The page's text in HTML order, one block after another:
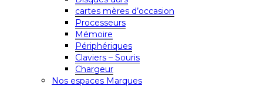
cartes mères d’occasion
Processeurs
Mémoire
Périphériques
Claviers – Souris
Chargeur
Nos espaces Marques